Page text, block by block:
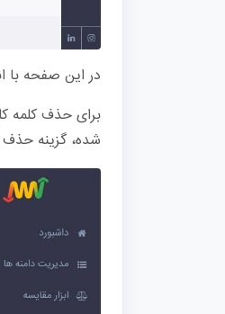
در این صفحه با
برای حذف کلمه
شده، گزینه حذف